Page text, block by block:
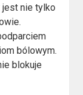
nie tylko
bólowym.
blokuje